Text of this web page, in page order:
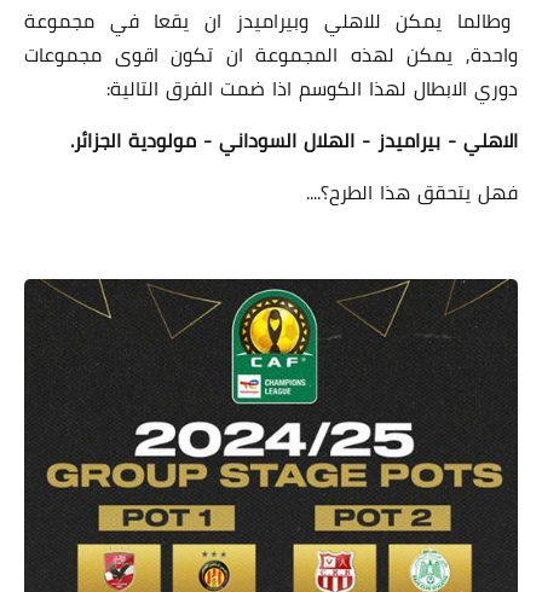
وطالما يمكن للاهلي وبيراميدز ان يقعا في مجموعة
واحدة, يمكن لهذه المجموعة ان تكون اقوى مجموعات
دوري الابطال لهذا الكوسم اذا ضمت الفرق التالية:
الاهلي - بيراميدز - الهلال السوداني - مولودية الجزائر.
فهل يتحقق هذا الطرح؟....